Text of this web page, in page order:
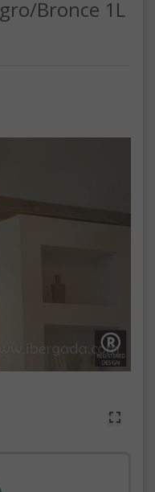
Bronce 1L